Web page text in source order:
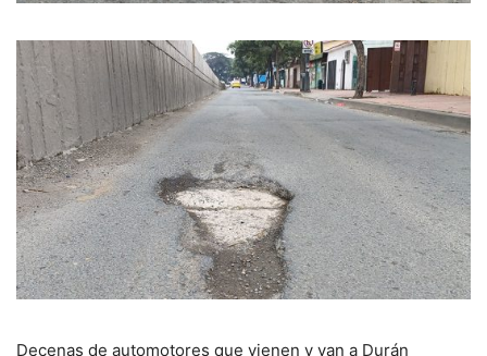
Decenas de automotores que vienen y van a Durán